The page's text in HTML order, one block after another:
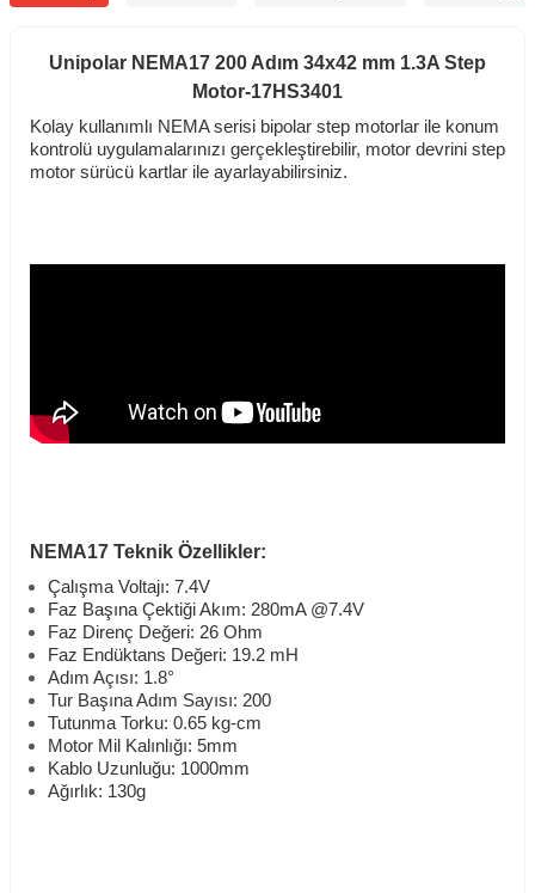
Unipolar NEMA17 200 Adım 34x42 mm 1.3A Step
Motor-17HS3401
Kolay kullanımlı NEMA serisi bipolar step motorlar ile konum
kontrolü uygulamalarınızı gerçekleştirebilir, motor devrini step
motor sürücü kartlar ile ayarlayabilirsiniz.
NEMA17 Teknik Özellikler:
Çalışma Voltajı: 7.4V
Faz Başına Çektiği Akım: 280mA @7.4V
Faz Direnç Değeri: 26 Ohm
Faz Endüktans Değeri: 19.2 mH
Adım Açısı: 1.8°
Tur Başına Adım Sayısı: 200
Tutunma Torku: 0.65 kg-cm
Motor Mil Kalınlığı: 5mm
Kablo Uzunluğu: 1000mm
Ağırlık: 130g